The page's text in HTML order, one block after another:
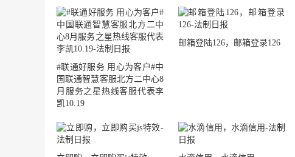
#联通好服务 用心为客户#中
国联通智慧客服北方二中心8
月服务之星热线客服代表李
凯10.19
邮箱登陆126，邮箱登录126